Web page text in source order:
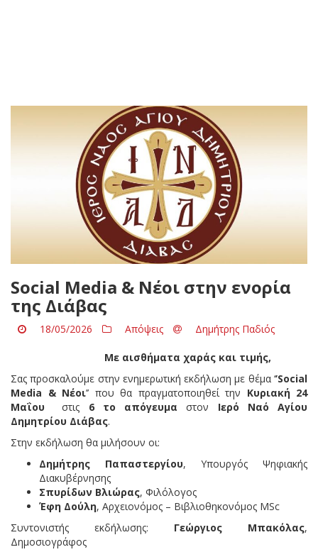
Social Media & Νέοι στην ενορία
της Διάβας
18/05/2026 Απόψεις Δημήτρης Παδιός
Με αισθήματα χαράς και τιμής,
Σας προσκαλούμε στην ενημερωτική εκδήλωση με θέμα ‘’Social
Media & Νέοι’’ που θα πραγματοποιηθεί την Κυριακή 24
Μαΐου στις 6 το απόγευμα στον Ιερό Ναό Αγίου
Δημητρίου Διάβας.
Στην εκδήλωση θα μιλήσουν οι:
Δημήτρης Παπαστεργίου, Υπουργός Ψηφιακής
Διακυβέρνησης
Σπυρίδων Βλιώρας, Φιλόλογος
Έφη Δούλη, Αρχειονόμος – Βιβλιοθηκονόμος MSc
Συντονιστής εκδήλωσης: Γεώργιος Μπακόλας,
Δημοσιογράφος